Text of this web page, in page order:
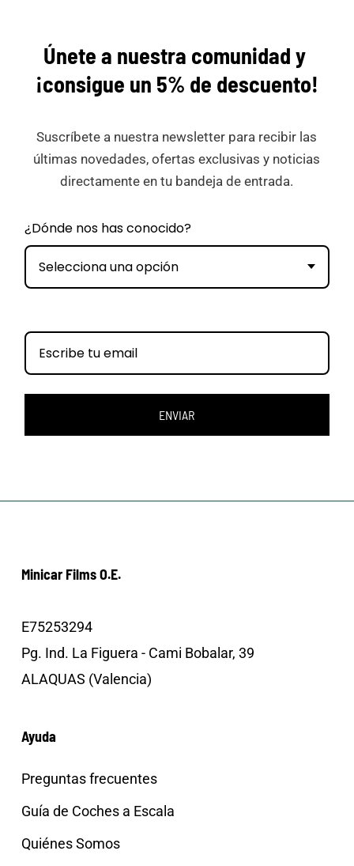
Únete a nuestra comunidad y
¡consigue un 5% de descuento!
Suscríbete a nuestra newsletter para recibir las
últimas novedades, ofertas exclusivas y noticias
directamente en tu bandeja de entrada.
¿Dónde nos has conocido?
Selecciona una opción
ENVIAR
Minicar Films O.E.
E75253294
Pg. Ind. La Figuera - Cami Bobalar, 39
ALAQUAS (Valencia)
Ayuda
Preguntas frecuentes
Guía de Coches a Escala
Quiénes Somos